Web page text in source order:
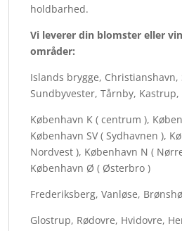
holdbarhed.
Vi leverer din blomster eller
områder:
Islands brygge, Christianshavn,
Sundbyvester, Tårnby,
København K ( centrum ),
København SV ( Sydhavnen ),
Nordvest ), København N (
København Ø ( Østerbro )
Frederiksberg, Vanløse,
Glostrup, Rødovre, Hvidovre,